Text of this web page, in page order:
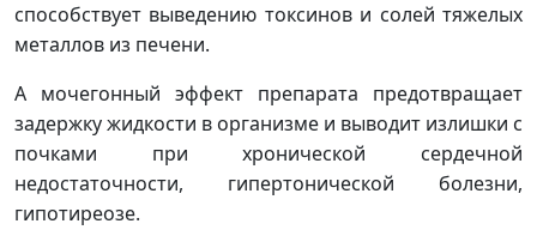
способствует выведению токсинов и солей тяжелых
металлов из печени.
А мочегонный эффект препарата предотвращает
задержку жидкости в организме и выводит излишки с
почками при хронической сердечной
недостаточности, гипертонической болезни,
гипотиреозе.